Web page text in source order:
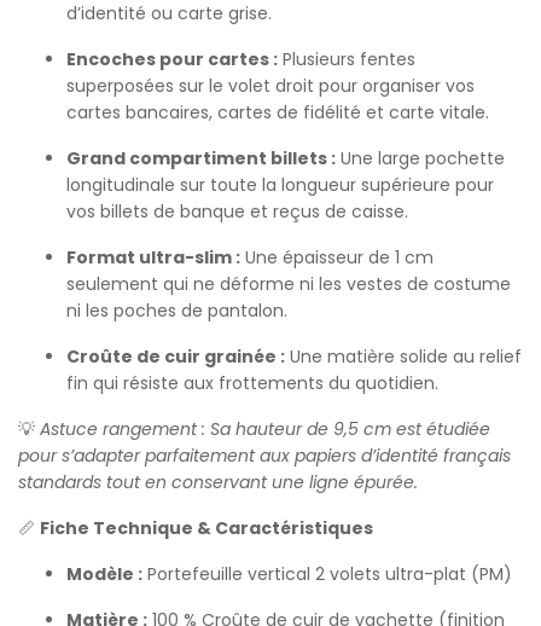
d’identité ou carte grise.
Encoches pour cartes : Plusieurs fentes
superposées sur le volet droit pour organiser vos
cartes bancaires, cartes de fidélité et carte vitale.
Grand compartiment billets : Une large pochette
longitudinale sur toute la longueur supérieure pour
vos billets de banque et reçus de caisse.
Format ultra-slim : Une épaisseur de 1 cm
seulement qui ne déforme ni les vestes de costume
ni les poches de pantalon.
Croûte de cuir grainée : Une matière solide au relief
fin qui résiste aux frottements du quotidien.
💡 Astuce rangement : Sa hauteur de 9,5 cm est étudiée
pour s’adapter parfaitement aux papiers d’identité français
standards tout en conservant une ligne épurée.
📏 Fiche Technique & Caractéristiques
Modèle : Portefeuille vertical 2 volets ultra-plat (PM)
Matière : 100 % Croûte de cuir de vachette (finition